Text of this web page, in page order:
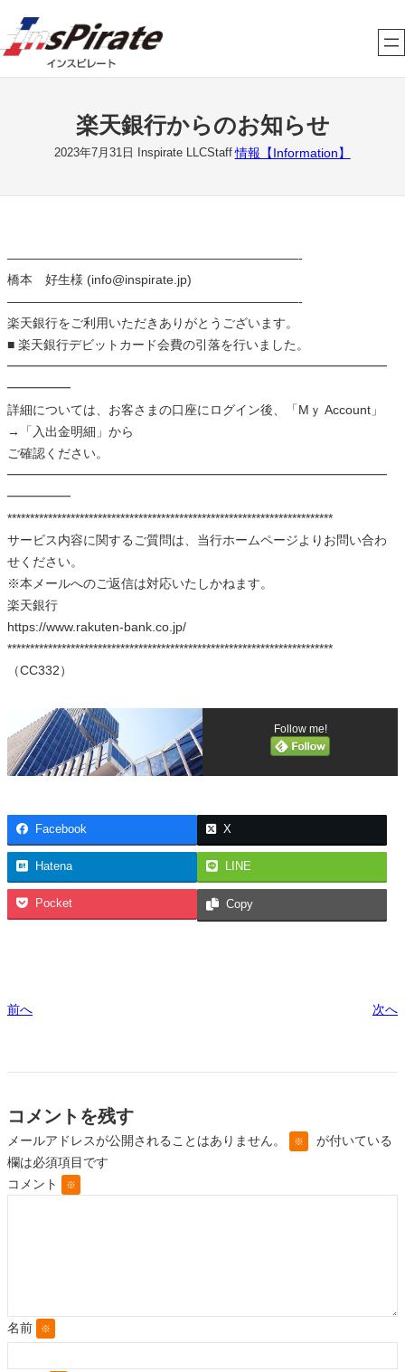
容
を
楽天銀行からのお知らせ
2023年7月31日 Inspirate LLCStaff 情報【Information】
———————————————————————-
橋本 好生様 (info@inspirate.jp)
———————————————————————-
楽天銀行をご利用いただきありがとうございます。
■ 楽天銀行デビットカード会費の引落を行いました。
━━━━━━━━━━━━━━━━━━━━━━━━━━━━━━
━━━━━
詳細については、お客さまの口座にログイン後、「Mｙ Account」
→「入出金明細」から
ご確認ください。
━━━━━━━━━━━━━━━━━━━━━━━━━━━━━━
━━━━━
************************************************************************
サービス内容に関するご質問は、当行ホームページよりお問い合わ
せください。
※本メールへのご返信は対応いたしかねます。
楽天銀行
https://www.rakuten-bank.co.jp/
************************************************************************
（CC332）
Follow me!
Facebook X
Hatena LINE
Pocket Copy
前へ 次へ
コメントを残す
メールアドレスが公開されることはありません。 ※
が付いている
欄は必須項目です
コメント
※
名前 ※